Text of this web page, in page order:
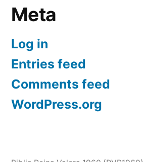
Meta
Log in
Entries feed
Comments feed
WordPress.org